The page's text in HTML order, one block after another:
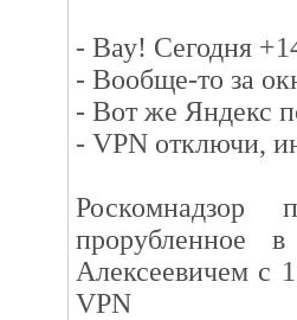
- Вау! Сегодня
- Вообще-то за
- Вот же Яндекс
- VPN отключи,
Роскомнадзор
прорубленное
Алексеевичем с
VPN